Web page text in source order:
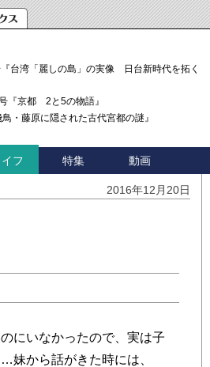
台湾「麗しの島」の実像 日台新時代を拓く「3
『京都 2と5の物語』
・藤原に隠された古代宮都の謎』
フ 特集 動画
2016年12月20日
にいなかったので、実は子
妹から話がきた時には、